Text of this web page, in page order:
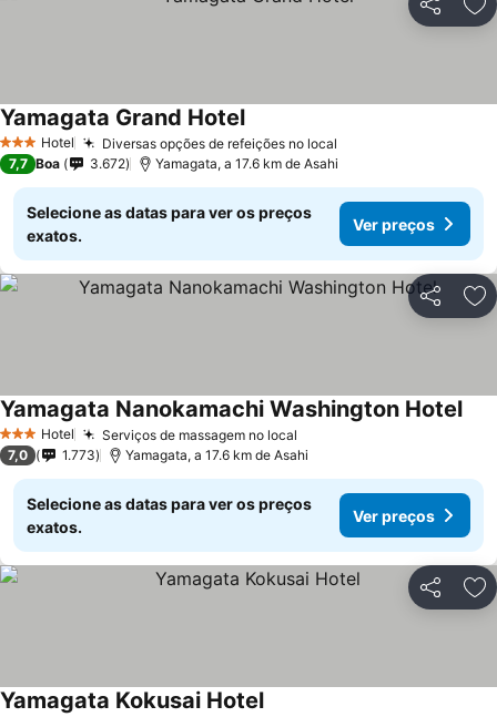
Partilhar
3 EstrelasHotel Diversas opções de refeições no local
Yamagata Grand Hotel
7,7 Boa 3.672 Yamagata, a 17.6 km de Asahi
Selecione as datas para ver os preços
exatos.
Ver preços
Partilhar
3 EstrelasHotel Serviços de massagem no local
Yamagata Nanokamachi Washington Hotel
7,0 1.773 Yamagata, a 17.6 km de Asahi
Selecione as datas para ver os preços
exatos.
Ver preços
Partilhar
Yamagata Kokusai Hotel